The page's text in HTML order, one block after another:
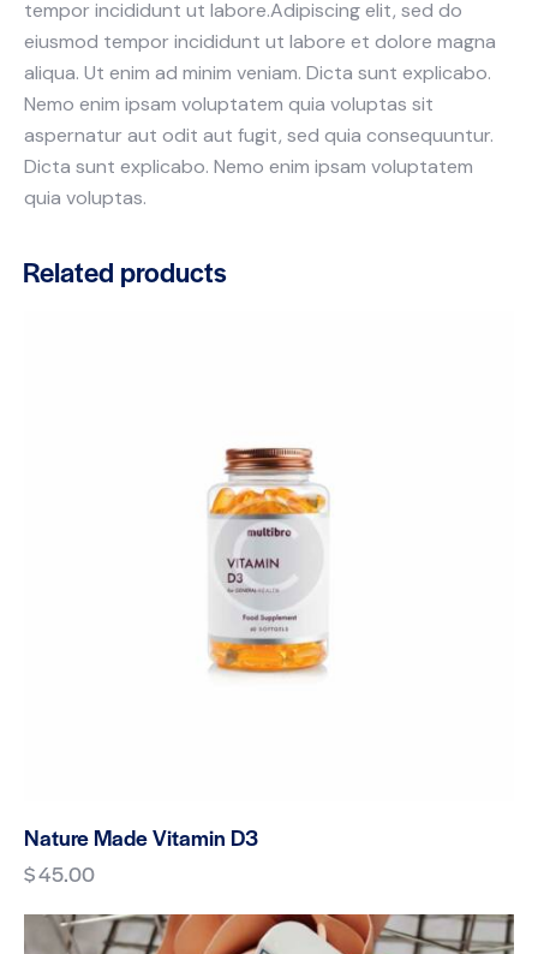
tempor incididunt ut labore.Adipiscing elit, sed do
eiusmod tempor incididunt ut labore et dolore magna
aliqua. Ut enim ad minim veniam. Dicta sunt explicabo.
Nemo enim ipsam voluptatem quia voluptas sit
aspernatur aut odit aut fugit, sed quia consequuntur.
Dicta sunt explicabo. Nemo enim ipsam voluptatem
quia voluptas.
Related products
Nature Made Vitamin D3
$45.00